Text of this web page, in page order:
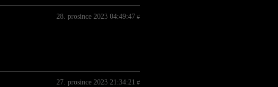
28. prosince 2023 04:49:47 #
27. prosince 2023 21:34:21 #